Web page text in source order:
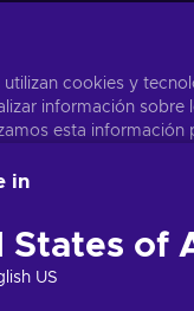
de
cualquier momento.
utilizan cookies y
información sobre
esta información
emplearse para
todo», das tu
utilicen estas
haciendo clic en
in
States of
US